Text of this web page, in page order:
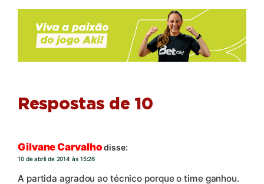
Respostas de 10
Gilvane Carvalhodisse:
10 de abril de 2014 às 15:26
A partida agradou ao técnico porque o time ganhou.